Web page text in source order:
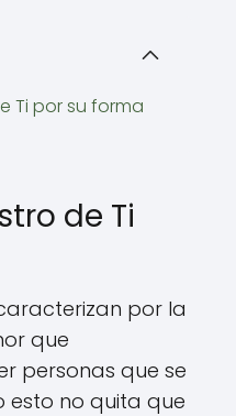
Ti por su forma
de Ti
por la
que
personas que se
no quita que